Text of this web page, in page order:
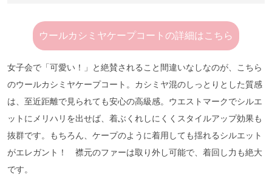
ウールカシミヤケープコートの詳細はこちら
女子会で「可愛い！」と絶賛されること間違いなしなのが、こちら
のウールカシミヤケープコート。カシミヤ混のしっとりとした質感
は、至近距離で見られても安心の高級感。ウエストマークでシルエ
ットにメリハリを出せば、着ぶくれしにくくスタイルアップ効果も
抜群です。もちろん、ケープのように着用しても揺れるシルエット
がエレガント！ 襟元のファーは取り外し可能で、着回し力も絶大
です。